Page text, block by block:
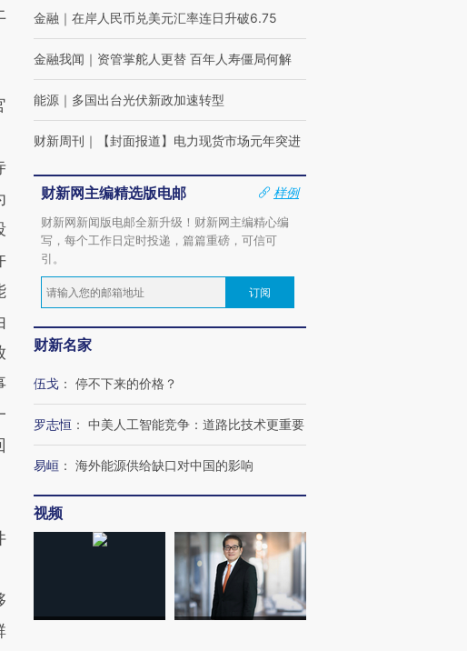
金融 ｜ 在岸人民币兑美元汇率连日升破6.75
金融我闻 ｜ 资管掌舵人更替 百年人寿僵局何解
能源 ｜ 多国出台光伏新政加速转型
财新周刊 ｜ 【封面报道】电力现货市场元年突进
财新网主编精选版电邮
样例
财新网新闻版电邮全新升级！财新网主编精心编
写，每个工作日定时投递，篇篇重磅，可信可
引。
订阅
财新名家
伍戈 ： 停不下来的价格？
罗志恒 ： 中美人工智能竞争：道路比技术更重要
易峘 ： 海外能源供给缺口对中国的影响
视频